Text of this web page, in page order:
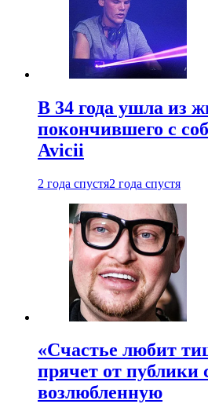
В 34 года ушла из
покончившего с
Avicii
2 года спустя2 года спустя
«Счастье любит
прячет от публики
возлюбленную